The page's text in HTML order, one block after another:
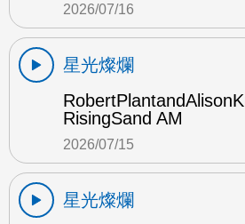
2026/07/16
星光燦爛
RisingSand AM
2026/07/15
星光燦爛